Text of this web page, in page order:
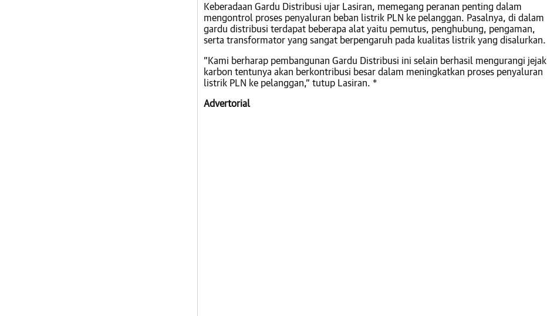
Keberadaan Gardu Distribusi ujar Lasiran, memegang peranan penting dalam
mengontrol proses penyaluran beban listrik PLN ke pelanggan. Pasalnya, di dalam
gardu distribusi terdapat beberapa alat yaitu pemutus, penghubung, pengaman,
serta transformator yang sangat berpengaruh pada kualitas listrik yang disalurkan.
”Kami berharap pembangunan Gardu Distribusi ini selain berhasil mengurangi jejak
karbon tentunya akan berkontribusi besar dalam meningkatkan proses penyaluran
listrik PLN ke pelanggan,” tutup Lasiran. *
Advertorial